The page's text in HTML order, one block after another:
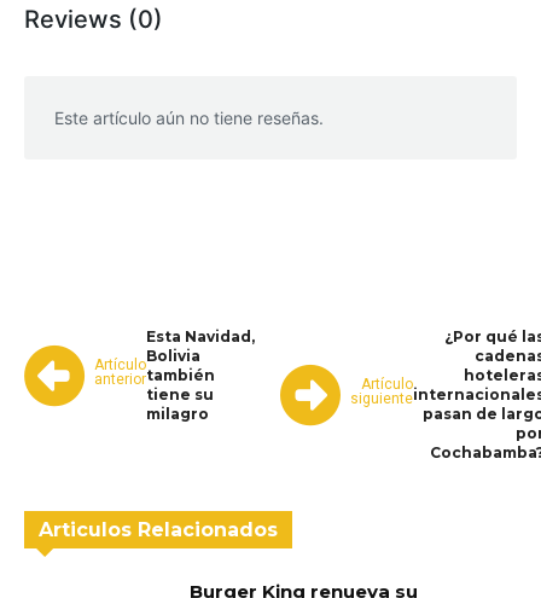
Reviews (0)
Este artículo aún no tiene reseñas.
Artículo
anterior
Esta Navidad,
Bolivia
también
tiene su
milagro
Artículo
siguiente
¿Por qué
pasan de
Articulos Relacionados
Burger King renueva su